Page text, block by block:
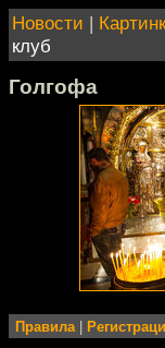
Новости |
клуб
Голгофа
Правила